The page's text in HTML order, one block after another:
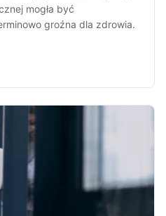
mogła być
groźna dla zdrowia.